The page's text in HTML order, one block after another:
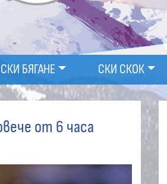
СКИ БЯГАНЕ СКИ СКОК
от 6 часа